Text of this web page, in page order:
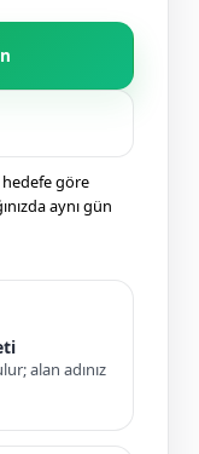
göre
aynı gün
alan adınız